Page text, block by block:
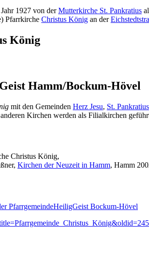
1927 von derMutterkirche St. Pankratius
Pfarrkirche Christus König an der
König
Hamm/Bockum-Hövel
mit den Gemeinden Herz Jesu, St. Pankratius
Kirchen werden als Filialkirchen
Christus König,
Kirchen der Neuzeit in Hamm, Hamm
PfarrgemeindeHeiligGeist Bockum-Hövel